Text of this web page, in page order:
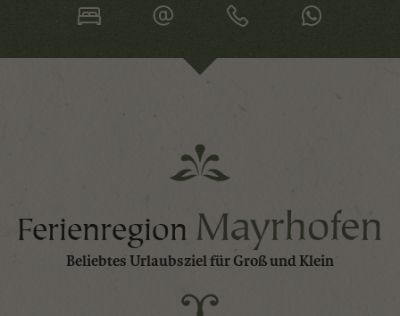
Ferienregion Mayrhofen
Beliebtes Urlaubsziel für Groß und Klein